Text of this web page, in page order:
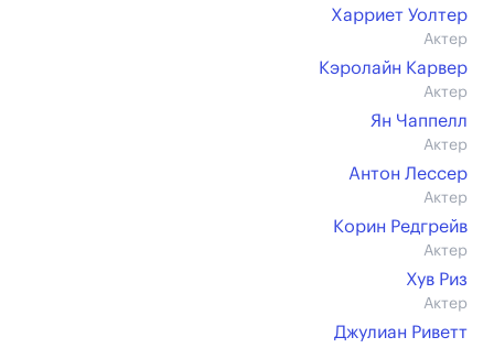
Харриет Уолтер
Актер
Кэролайн Карвер
Актер
Ян Чаппелл
Актер
Антон Лессер
Актер
Корин Редгрейв
Актер
Хув Риз
Актер
Джулиан Риветт